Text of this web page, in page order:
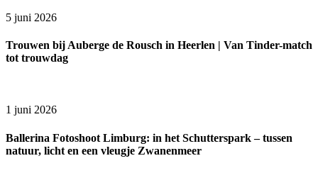
5 juni 2026
Trouwen bij Auberge de Rousch in Heerlen | Van Tinder-match
tot trouwdag
1 juni 2026
Ballerina Fotoshoot Limburg: in het Schutterspark – tussen
natuur, licht en een vleugje Zwanenmeer